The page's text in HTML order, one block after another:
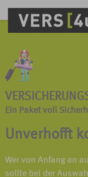
Ein Paket voll
Unverhofft
Wer von Anfang an
sollte bei der